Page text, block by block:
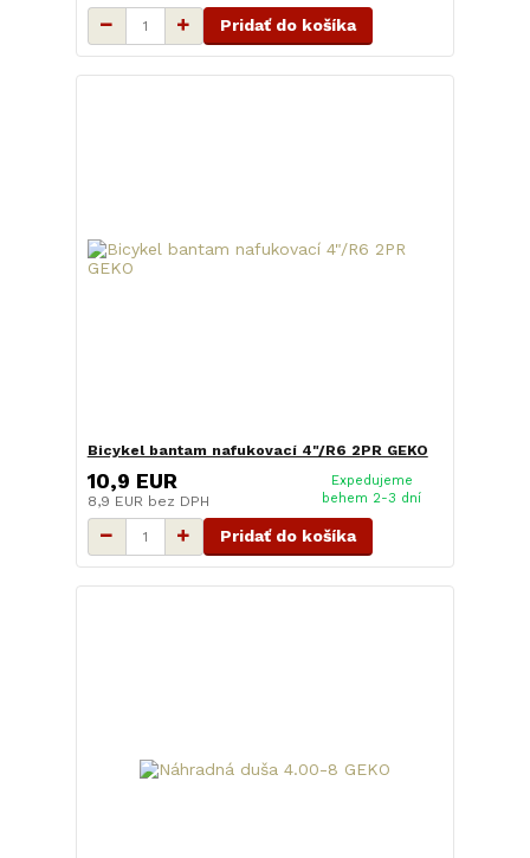
Pridať do košíka
Bicykel bantam nafukovací 4"/R6 2PR GEKO
10,9 EUR
8,9 EUR bez DPH
Expedujeme
behem 2-3 dní
Pridať do košíka